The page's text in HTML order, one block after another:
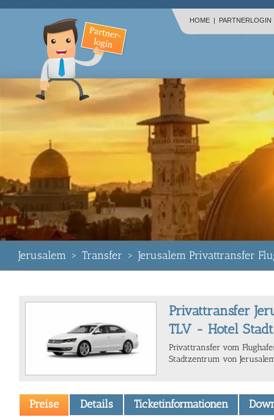
HOME | PARTNERLOGIN
Jerusalem > Transfer > Jerusalem Privattransfer
Privattransfer
TLV - Hotel
Privattransfer vom
Stadtzentrum von
Preise Details Ticketinformationen